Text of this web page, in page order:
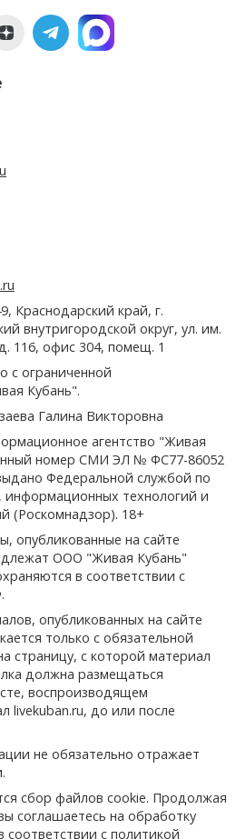
Краснодарский край, г.
внутригородской округ, ул. им.
116, офис 304, помещ. 1
с ограниченной
Кубань".
Галина Викторовна
агентство "Живая
номер СМИ ЭЛ № ФС77-86052
Федеральной службой по
информационных технологий и
(Роскомнадзор). 18+
опубликованные на сайте
ООО "Живая Кубань"
в соответствии с
опубликованных на сайте
только с обязательной
страницу, с которой материал
должна размещаться
воспроизводящем
livekuban.ru, до или после
не обязательно отражает
сбор файлов cookie. Продолжая
соглашаетесь на обработку
соответствии с политикой